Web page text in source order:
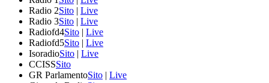
Radio 2Sito | Live
Radio 3Sito | Live
Radiofd4Sito | Live
Radiofd5Sito | Live
IsoradioSito | Live
CCISSSito
GR ParlamentoSito | Live